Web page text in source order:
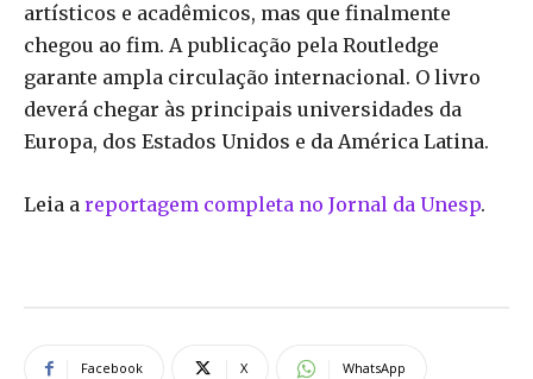
artísticos e acadêmicos, mas que finalmente
chegou ao fim. A publicação pela Routledge
garante ampla circulação internacional. O livro
deverá chegar às principais universidades da
Europa, dos Estados Unidos e da América Latina.
Leia a reportagem completa no Jornal da Unesp.
Facebook X WhatsApp